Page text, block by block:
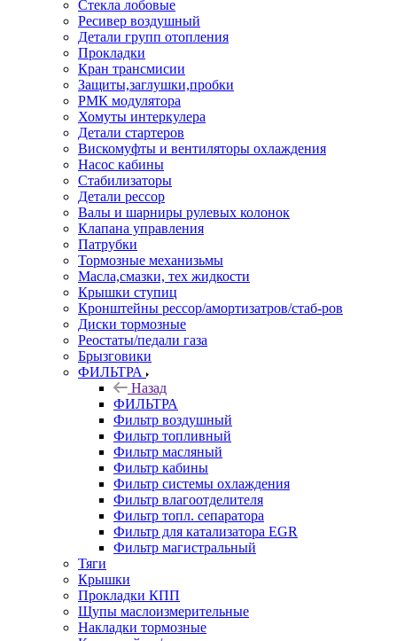
Стекла лобовые
Ресивер воздушный
Детали групп отопления
Прокладки
Кран трансмисии
Защиты,заглушки,пробки
РМК модулятора
Хомуты интеркулера
Детали стартеров
Вискомуфты и вентиляторы охлаждения
Насос кабины
Стабилизаторы
Детали рессор
Валы и шарниры рулевых колонок
Клапана управления
Патрубки
Тормозные механизьмы
Масла,смазки, тех жидкости
Крышки ступиц
Кронштейны рессор/амортизатров/стаб-ров
Диски тормозные
Реостаты/педали газа
Брызговики
ФИЛЬТРА
Назад
ФИЛЬТРА
Фильтр воздушный
Фильтр топливный
Фильтр масляный
Фильтр кабины
Фильтр системы охлаждения
Фильтр влагоотделителя
Фильтр топл. сепаратора
Фильтр для катализатора EGR
Фильтр магистральный
Тяги
Крышки
Прокладки КПП
Щупы маслоизмерительные
Накладки тормозные